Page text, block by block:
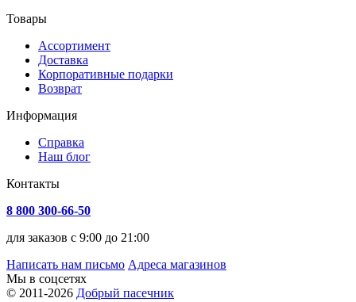
Товары
Ассортимент
Доставка
Корпоративные подарки
Возврат
Информация
Справка
Наш блог
Контакты
8 800 300-66-50
для заказов с 9:00 до 21:00
Написать нам письмо Адреса магазинов
Мы в соцсетях
© 2011-2026 Добрый пасечник